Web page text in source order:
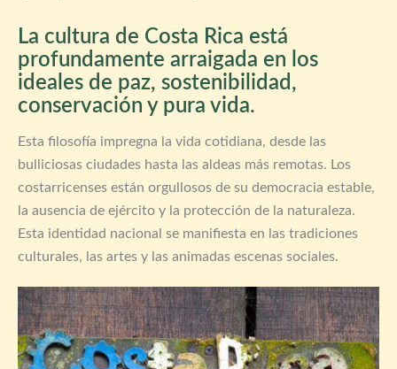
La cultura de Costa Rica está
profundamente arraigada en los
ideales de paz, sostenibilidad,
conservación y pura vida.
Esta filosofía impregna la vida cotidiana, desde las
bulliciosas ciudades hasta las aldeas más remotas. Los
costarricenses están orgullosos de su democracia estable,
la ausencia de ejército y la protección de la naturaleza.
Esta identidad nacional se manifiesta en las tradiciones
culturales, las artes y las animadas escenas sociales.